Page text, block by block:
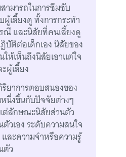
ามารถในการซึมซับ
ผู้เลี้ยงดู ทั้งการกระทำ
ณี และนิสัยที่คนเลี้ยงดู
บัติต่อเด็กเอง นิสัยของ
ห้เห็นถึงนิสัยเอาแต่ใจ
ผู้เลี้ยง
ยาการตอบสนองของ
นึ่งขึ้นกับปัจจัยต่างๆ
ต่ลักษณะนิสัยส่วนตัว
วเอง ระดับความสนใจ
และความจำหรือความรู้
ตัว